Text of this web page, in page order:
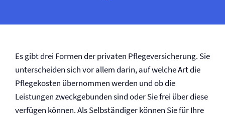
Es gibt drei Formen der privaten Pflege­versicherung. Sie
unterscheiden sich vor allem darin, auf welche Art die
Pflegekosten übernommen werden und ob die
Leistungen zweckgebunden sind oder Sie frei über diese
verfügen können. Als Selbständiger können Sie für Ihre